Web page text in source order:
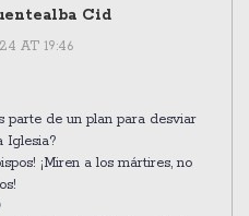
Cid
AT 19:46
parte de un plan para desviar
Iglesia?
¡Miren a los mártires, no